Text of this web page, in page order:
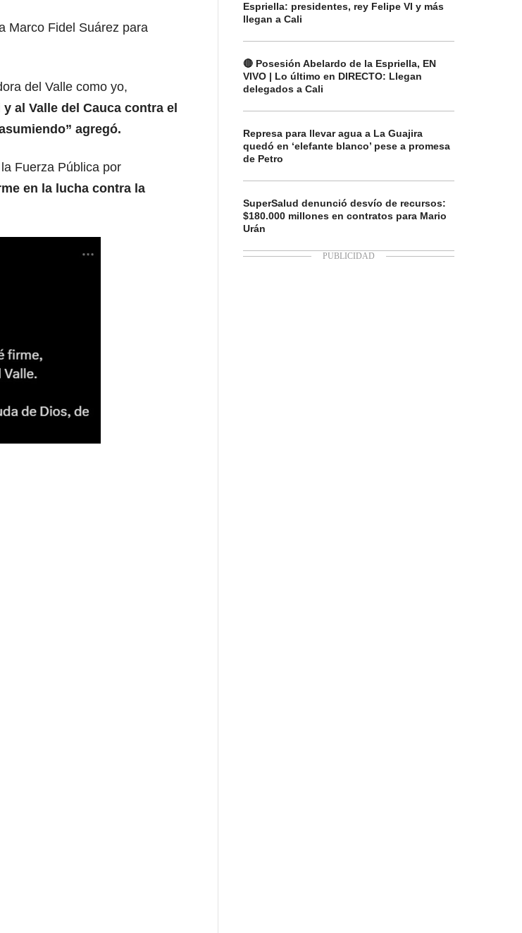
Marco Fidel Suárez para
del Valle como yo,
y al Valle del Cauca contra el
agregó.
Fuerza Pública por
en la lucha contra la
Espriella: presidentes, rey Felipe VI y más
llegan a Cali
🔴 Posesión Abelardo de la Espriella, EN
VIVO | Lo último en DIRECTO: Llegan
delegados a Cali
Represa para llevar agua a La Guajira
quedó en ‘elefante blanco’ pese a promesa
de Petro
SuperSalud denunció desvío de recursos:
$180.000 millones en contratos para Mario
Urán